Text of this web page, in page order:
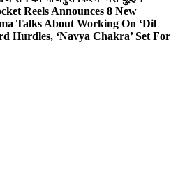
Reels Announces 8 New
Talks About Working On ‘Dil
Hurdles, ‘Navya Chakra’ Set For